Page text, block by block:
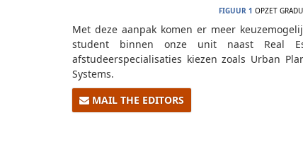
FIGUUR 1 OPZET
Met deze aanpak komen er meer
student binnen onze unit naast Real
afstudeerspecialisaties kiezen zoals Urban
Systems.
MAIL THE EDITORS